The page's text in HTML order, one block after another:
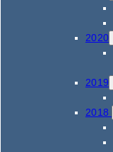
2020
2019
2018